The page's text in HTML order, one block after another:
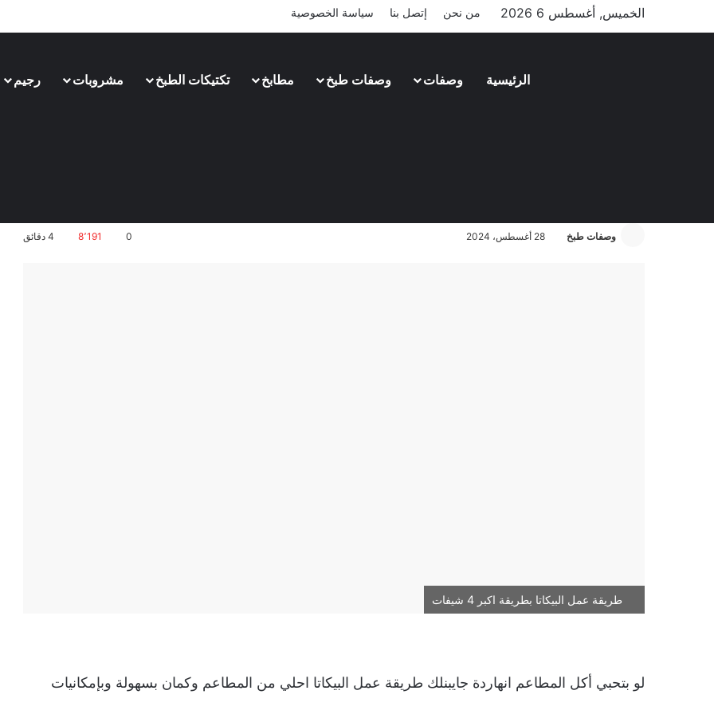
الخميس, أغسطس 6 2026 من نحن إتصل بنا سياسة الخصوصية
الرئيسية وصفات وصفات طبخ مطابخ تكتيكات الطبخ مشروبات رجيم
وصفات طبخ 28 أغسطس، 2024 0 8٬191
طريقة عمل البيكاتا بطريقة اكبر 4 شيفات
لو بتحبي أكل المطاعم انهاردة جايبنلك طريقة عمل البيكاتا احلي من المطاعم وكمان بسهولة وبإمكانيات